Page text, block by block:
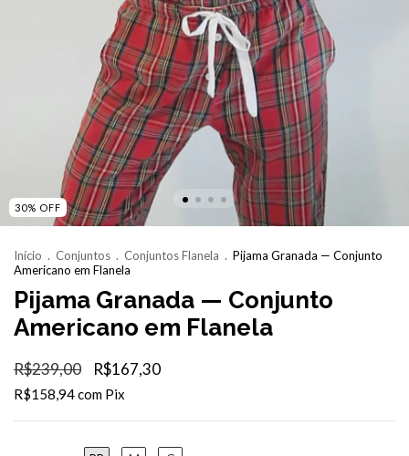
30% OFF
Início . Conjuntos . Conjuntos Flanela . Pijama Granada — Conjunto
Americano em Flanela
Pijama Granada — Conjunto
Americano em Flanela
R$239,00 R$167,30
R$158,94com Pix